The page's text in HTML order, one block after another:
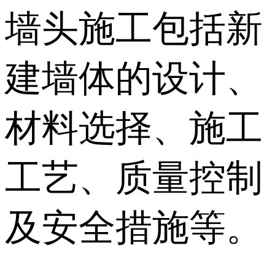
墙头施工包括新
建墙体的设计、
材料选择、施工
工艺、质量控制
及安全措施等。